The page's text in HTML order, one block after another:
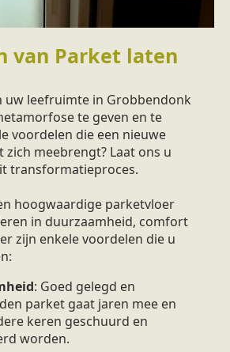
van Parket laten
uw leefruimte in Grobbendonk
te geven en te
voordelen die een nieuwe
meebrengt? Laat ons u
transformatieproces.
hoogwaardige parketvloer
in duurzaamheid, comfort
zijn enkele voordelen die u
: Goed gelegd en
parket gaat jaren mee en
keren geschuurd en
worden.